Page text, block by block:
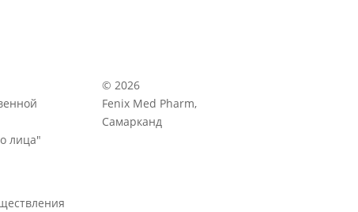
лица"
© 2026
Fenix Med Pharm,
Самарканд